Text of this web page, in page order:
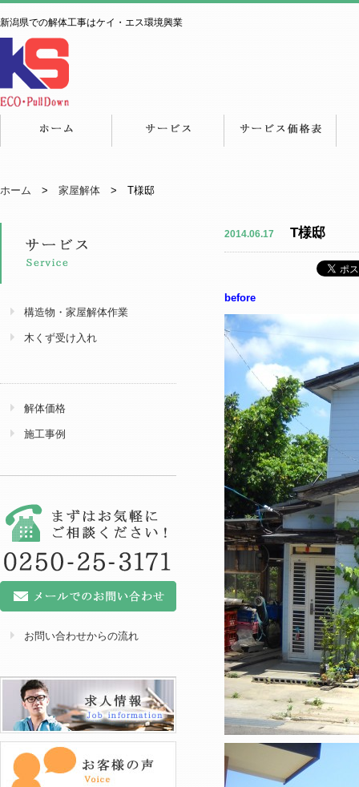
新潟県での解体工事はケイ・エス環境興業
ホーム > 家屋解体 > T様邸
2014.06.17 T様邸
before
構造物・家屋解体作業
木くず受け入れ
解体価格
施工事例
お問い合わせからの流れ